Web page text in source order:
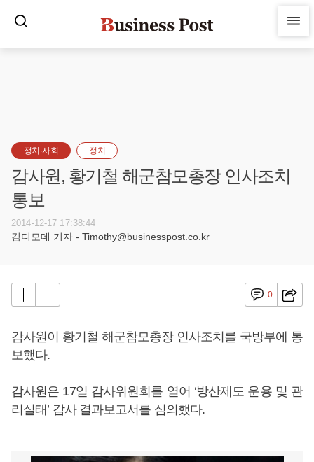
정치·사회 정치
감사원, 황기철 해군참모총장 인사조치
통보
2014-12-17 17:38:44
김디모데 기자 - Timothy@businesspost.co.kr
0
감사원이 황기철 해군참모총장 인사조치를 국방부에 통
보했다.
감사원은 17일 감사위원회를 열어 ‘방산제도 운용 및 관
리실태’ 감사 결과보고서를 심의했다.